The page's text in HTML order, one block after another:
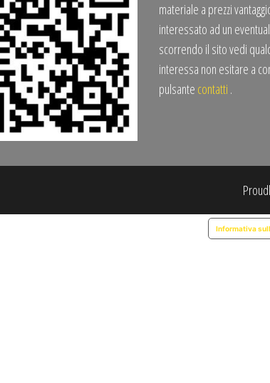
materiale a prezzi
interessato ad un
scorrendo il sito vedi
interessa non esitare a
pulsante contatti .
Informativa